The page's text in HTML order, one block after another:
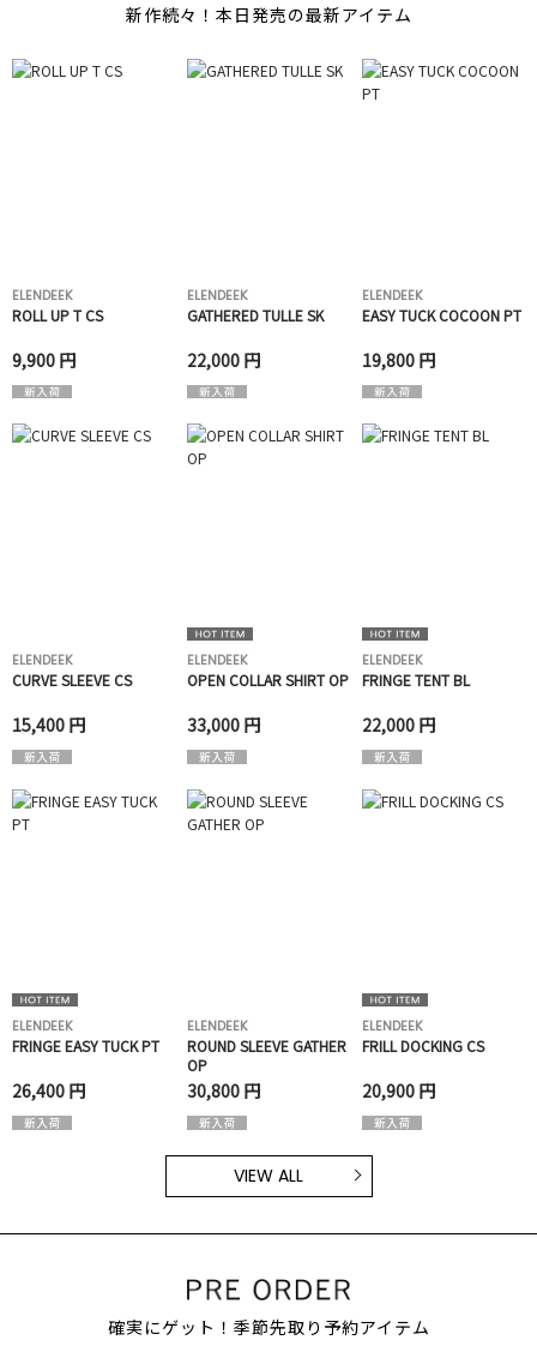
新作続々！本日発売の最新アイテム
ELENDEEK
ROLL UP T CS
9,900 円
ELENDEEK
GATHERED TULLE SK
22,000 円
ELENDEEK
EASY TUCK COCOON PT
19,800 円
ELENDEEK
CURVE SLEEVE CS
15,400 円
ELENDEEK
OPEN COLLAR SHIRT OP
33,000 円
ELENDEEK
FRINGE TENT BL
22,000 円
ELENDEEK
FRINGE EASY TUCK PT
26,400 円
ELENDEEK
ROUND SLEEVE GATHER
OP
30,800 円
ELENDEEK
FRILL DOCKING CS
20,900 円
VIEW ALL
確実にゲット！季節先取り予約アイテム